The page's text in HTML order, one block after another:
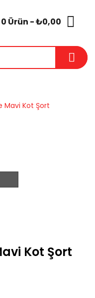
0 Ürün - ₺0,00
Mavi Kot Şort
Kot Şort